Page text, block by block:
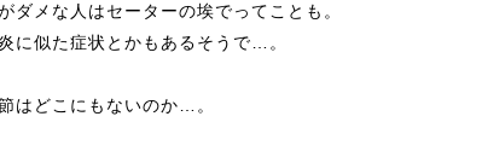
ダメな人はセーターの埃でってことも。
に似た症状とかもあるそうで…。
はどこにもないのか…。